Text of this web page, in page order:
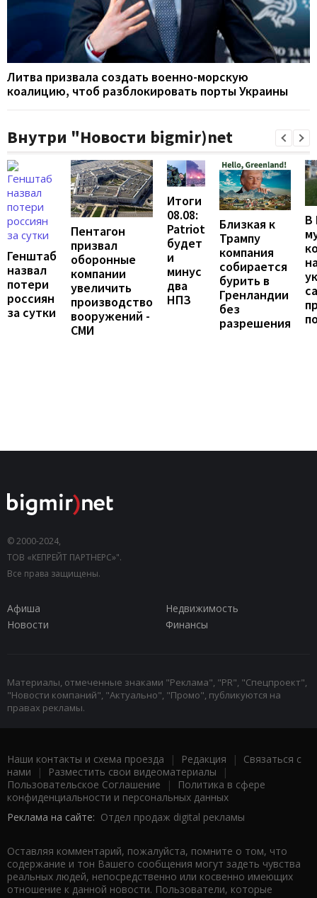
Литва призвала создать военно-морскую
коалицию, чтоб разблокировать порты Украины
Внутри "Новости bigmir)net
Генштаб
назвал
потери
россиян
за сутки
Пентагон
призвал
оборонные
компании
увеличить
производство
вооружений -
СМИ
Итоги
08.08:
Patriot
будет
и
минус
два
НПЗ
Близкая к
Трампу
компания
собирается
бурить в
Гренландии
без
разрешения
В
© 2000-2024,
ТОВ «КЕПРЕЙТ ПАРТНЕРС»".
Все права защищены.
Афиша
Недвижимость
Новости
Финансы
Материалы, отмеченные знаками "Реклама", "PR", "Спецпроект",
"Новости компаний", "Актуально", "Промо", публикуются на
правах рекламы.
Наши контакты и схема проезда | Редакция | Связаться с
нами | Разместить свои видеоматериалы |
Пользовательское Соглашение |
Политика в сфере
конфиденциальности и персональных данных
Реклама на сайте: Отдел продаж digital рекламы
Оставляя комментарий, пожалуйста, помните о том, что
содержание и тон Вашего сообщения могут задеть чувства
реальных людей, непосредственно или косвенно имеющих
отношение к данной новости. Пользователи, которые